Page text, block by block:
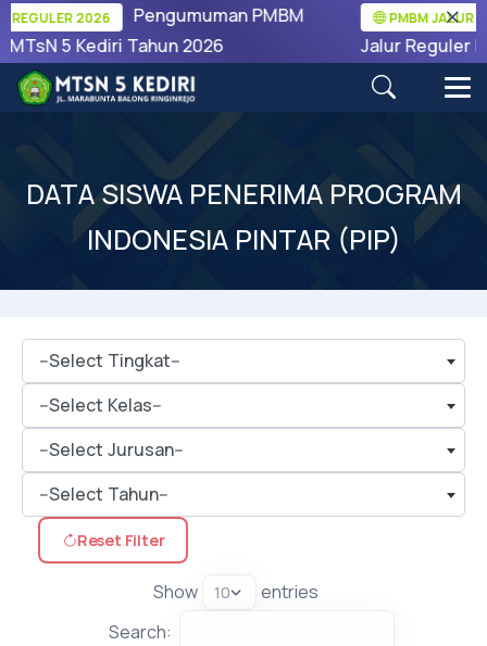
2026
Pengumuman PMBM
5 Kediri Tahun 2026
PMBM JALUR
Jalur Reguler
DATA SISWA PENERIMA PROGRAM
INDONESIA PINTAR (PIP)
--Select Tingkat--
--Select Kelas--
--Select Jurusan--
--Select Tahun--
Reset Filter
Show
entries
Search: